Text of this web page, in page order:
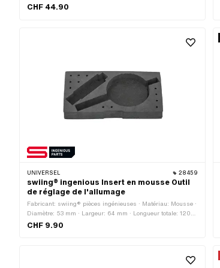
CHF 44.90
UNIVERSEL 28459
swiing® ingenious Insert en mousse Outil
de réglage de l'allumage
Fabricant: swiing® pièces ingénieuses · Matériau: Mousse ·
Diamètre: 53 mm · Largeur: 64 mm · Longueur totale: 120
mm · Nombre de composants: 1 pcs · Champ d'application:
CHF 9.90